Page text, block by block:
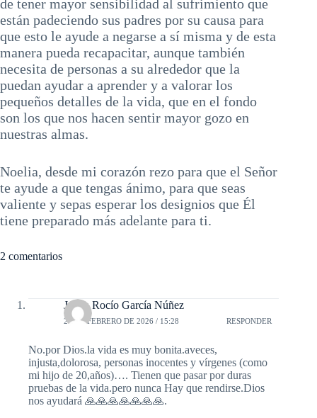
de tener mayor sensibilidad al sufrimiento que
están padeciendo sus padres por su causa para
que esto le ayude a negarse a sí misma y de esta
manera pueda recapacitar, aunque también
necesita de personas a su alrededor que la
puedan ayudar a aprender y a valorar los
pequeños detalles de la vida, que en el fondo
son los que nos hacen sentir mayor gozo en
nuestras almas.
Noelia, desde mi corazón rezo para que el Señor
te ayude a que tengas ánimo, para que seas
valiente y sepas esperar los designios que Él
tiene preparado más adelante para ti.
2 comentarios
Juana Rocío García Núñez
27 DE FEBRERO DE 2026 / 15:28 RESPONDER
No.por Dios.la vida es muy bonita.aveces,
injusta,dolorosa, personas inocentes y vírgenes (como
mi hijo de 20,años)…. Tienen que pasar por duras
pruebas de la vida.pero nunca Hay que rendirse.Dios
nos ayudará 🙏🙏🙏🙏🙏🙏🙏.